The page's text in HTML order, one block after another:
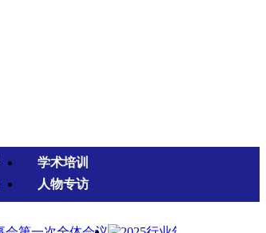
学术培训
人物专访